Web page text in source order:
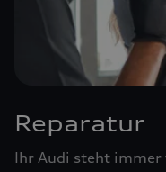
Reparatur
Ihr Audi steht immer